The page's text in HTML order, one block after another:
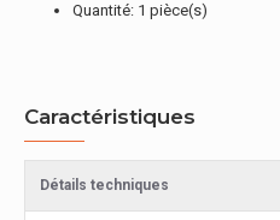
Quantité: 1 pièce(s)
Caractéristiques
Détails techniques